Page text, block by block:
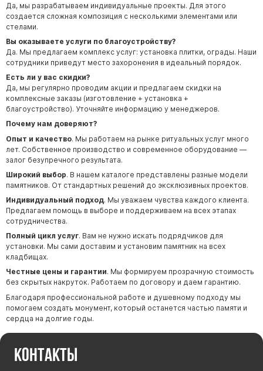
Да, мы разрабатываем индивидуальные проекты. Для этого
создается сложная композиция с несколькими элементами или
стелами.
Вы оказываете услуги по благоустройству?
Да. Мы предлагаем комплекс услуг: установка плитки, ограды. Наши
сотрудники приведут место захоронения в идеальный порядок.
Есть ли у вас скидки?
Да, мы регулярно проводим акции и предлагаем скидки на
комплексные заказы (изготовление + установка +
благоустройство). Уточняйте информацию у менеджеров.
Почему нам доверяют?
Опыт и качество. Мы работаем на рынке ритуальных услуг много
лет. Собственное производство и современное оборудование —
залог безупречного результата.
Широкий выбор. В нашем каталоге представлены разные модели
памятников. От стандартных решений до эксклюзивных проектов.
Индивидуальный подход. Мы уважаем чувства каждого клиента.
Предлагаем помощь в выборе и поддерживаем на всех этапах
сотрудничества.
Полный цикл услуг. Вам не нужно искать подрядчиков для
установки. Мы сами доставим и установим памятник на всех
кладбищах.
Честные цены и гарантии. Мы формируем прозрачную стоимость
без скрытых накруток. Работаем по договору и даем гарантию.
Благодаря профессиональной работе и душевному подходу мы
помогаем создать монумент, который останется частью памяти и
сердца на долгие годы.
Контакты